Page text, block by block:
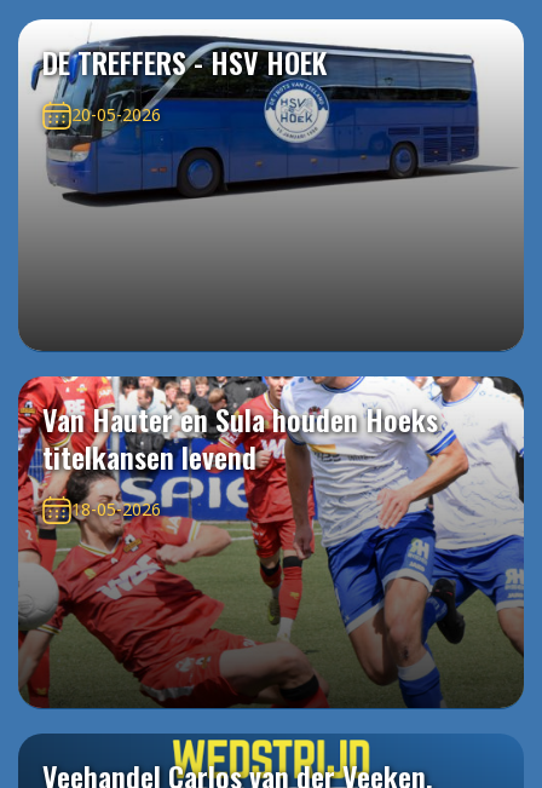
DE TREFFERS - HSV HOEK
20-05-2026
Van Hauter en Sula houden Hoeks
titelkansen levend
18-05-2026
Veehandel Carlos van der Veeken,